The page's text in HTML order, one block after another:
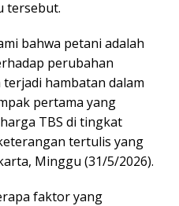
tersebut.
bahwa petani adalah
perubahan
hambatan dalam
pertama yang
TBS di tingkat
tertulis yang
Minggu (31/5/2026).
faktor yang